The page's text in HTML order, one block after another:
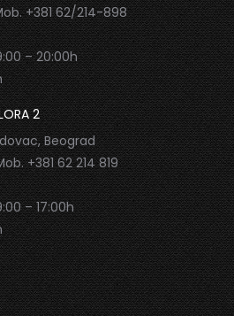
+381 62/214-898
– 20:00h
2
Beograd
+381 62 214 819
– 17:00h